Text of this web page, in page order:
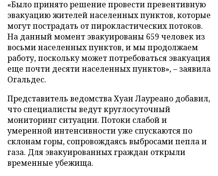
«Было принято решение провести превентивную
эвакуацию жителей населенных пунктов, которые
могут пострадать от пирокластических потоков.
На данный момент эвакуированы 659 человек из
восьми населенных пунктов, и мы продолжаем
работу, поскольку может потребоваться эвакуация
еще почти десяти населенных пунктов», – заявила
Огальдес.
Представитель ведомства Хуан Лауреано добавил,
что специалисты ведут круглосуточный
мониторинг ситуации. Потоки слабой и
умеренной интенсивности уже спускаются по
склонам горы, сопровождаясь выбросами пепла и
газа. Для эвакуированных граждан открыли
временные убежища.